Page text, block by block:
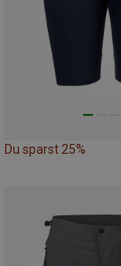
Du sparst 25%